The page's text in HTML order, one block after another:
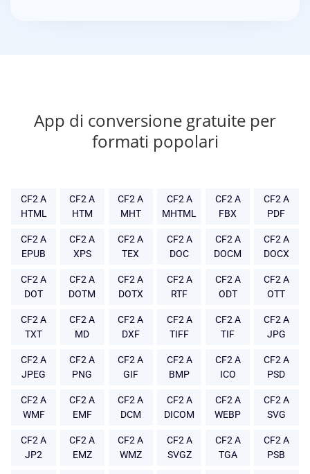
App di conversione gratuite per
formati popolari
CF2 A
HTML
CF2 A
HTM
CF2 A
MHT
CF2 A
MHTML
CF2 A
FBX
CF2 A
PDF
CF2 A
EPUB
CF2 A
XPS
CF2 A
TEX
CF2 A
DOC
CF2 A
DOCM
CF2 A
DOCX
CF2 A
DOT
CF2 A
DOTM
CF2 A
DOTX
CF2 A
RTF
CF2 A
ODT
CF2 A
OTT
CF2 A
TXT
CF2 A
MD
CF2 A
DXF
CF2 A
TIFF
CF2 A
TIF
CF2 A
JPG
CF2 A
JPEG
CF2 A
PNG
CF2 A
GIF
CF2 A
BMP
CF2 A
ICO
CF2 A
PSD
CF2 A
WMF
CF2 A
EMF
CF2 A
DCM
CF2 A
DICOM
CF2 A
WEBP
CF2 A
SVG
CF2 A
JP2
CF2 A
EMZ
CF2 A
WMZ
CF2 A
SVGZ
CF2 A
TGA
CF2 A
PSB